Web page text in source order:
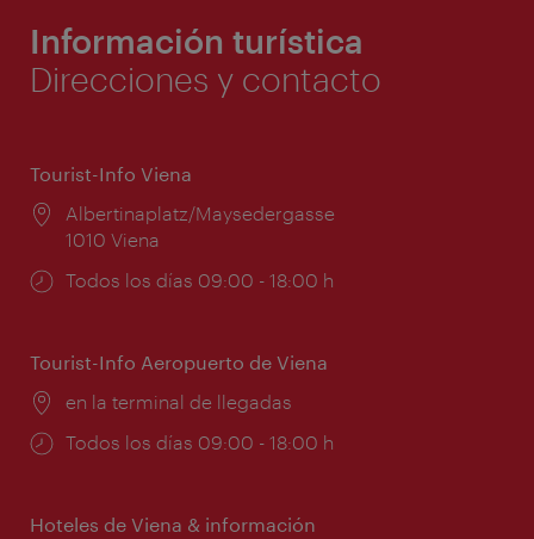
Información turística
Direcciones y contacto
Tourist-Info Viena
Lugar:
Albertinaplatz/Maysedergasse
1010 Viena
Horarios
Todos los días 09:00 - 18:00 h
Tourist-Info Aeropuerto de Viena
Lugar:
en la terminal de llegadas
Horarios
Todos los días 09:00 - 18:00 h
Hoteles de Viena & información